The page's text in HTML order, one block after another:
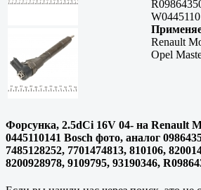
Renault
Opel
Форсунка, 2.5dCi 16V 04- на Renault
0445110141 Bosch фото, аналог
7485128252, 7701474813, 810106,
8200928978, 9109795, 93190346,